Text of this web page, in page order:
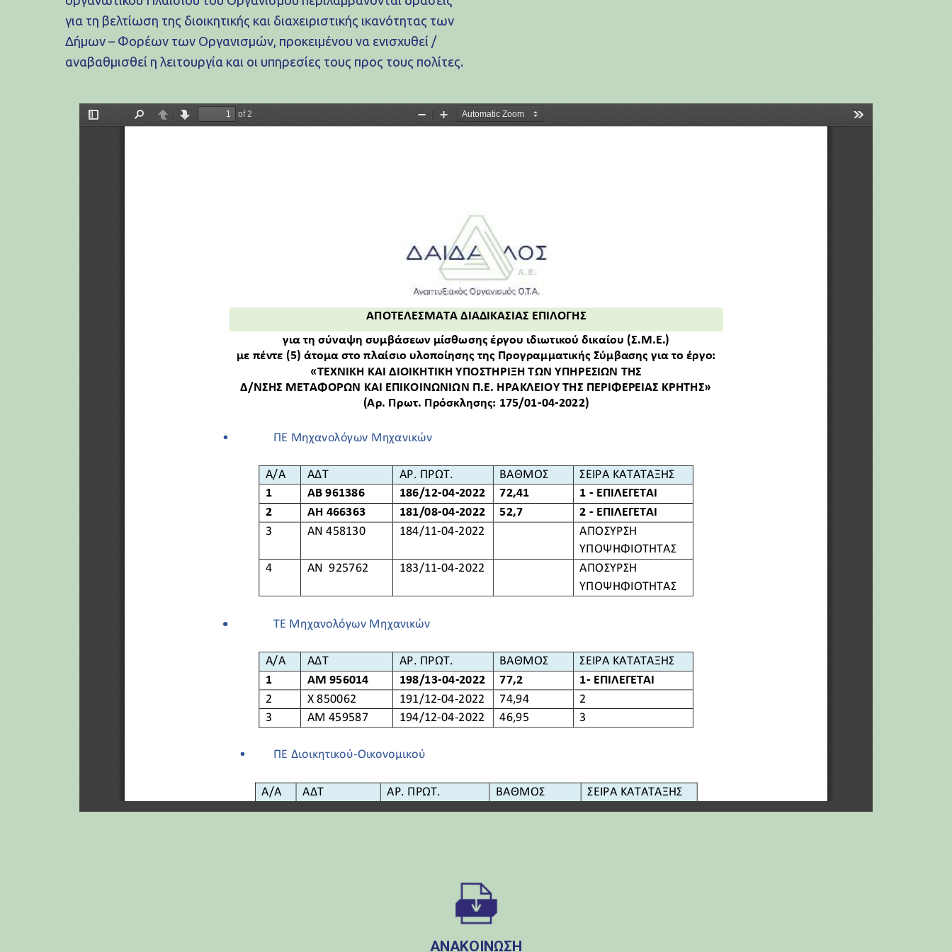
για τη βελτίωση της διοικητικής και διαχειριστικής ικανότητας των
Δήμων – Φορέων των Οργανισμών, προκειμένου να ενισχυθεί /
αναβαθμισθεί η λειτουργία και οι υπηρεσίες τους προς τους πολίτες.
ΑΝΑΚΟΙΝΩΣΗ